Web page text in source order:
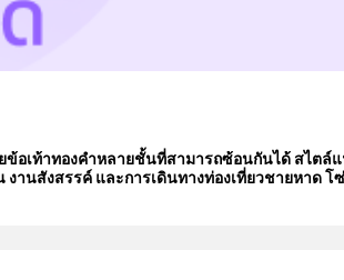
อเท้าทองคำหลายชั้นที่สามารถซ้อนกันได้ สไตล์
งานสังสรรค์ และการเดินทางท่องเที่ยวชายหาด